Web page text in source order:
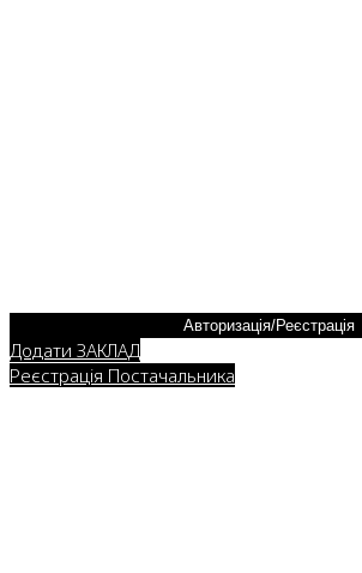
Авторизація/Реєстрація
Додати ЗАКЛАД
Реєстрація Постачальника